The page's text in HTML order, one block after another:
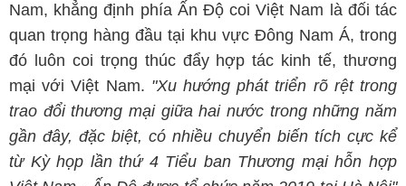
Nam, khẳng định phía Ấn Độ coi Việt Nam là đối tác
quan trọng hàng đầu tại khu vực Đông Nam Á, trong
đó luôn coi trọng thúc đẩy hợp tác kinh tế, thương
mại với Việt Nam. "Xu hướng phát triển rõ rệt trong
trao đổi thương mại giữa hai nước trong những năm
gần đây, đặc biệt, có nhiều chuyển biến tích cực kể
từ Kỳ họp lần thứ 4 Tiểu ban Thương mại hỗn hợp